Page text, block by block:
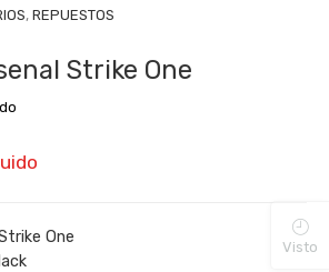
, REPUESTOS
Strike One
One
Visto